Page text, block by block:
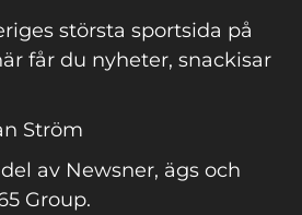
största sportsida på
får du nyheter, snackisar
Ström
av Newsner, ägs och
Group.